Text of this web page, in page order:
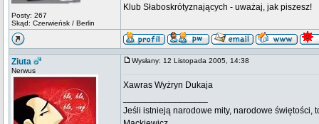
Posty: 267
Skąd: Czerwieńsk / Berlin
Klub Słaboskrótyznających - uważaj, jak piszesz!
Ziuta
Nerwus
Wysłany: 12 Listopada 2005, 14:38
Xawras Wyżryn Dukaja
Jeśli istnieją narodowe mity, narodowe świętości,